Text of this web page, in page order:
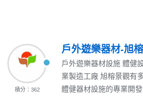
積分：362
戶外遊樂器材-旭
戶外遊樂器材設施 體健
業製造工廠 旭榕景觀有
體健器材設施的專業開